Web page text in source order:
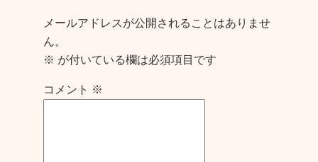
メールアドレスが公開されることはありませ
ん。
※ が付いている欄は必須項目です
コメント ※